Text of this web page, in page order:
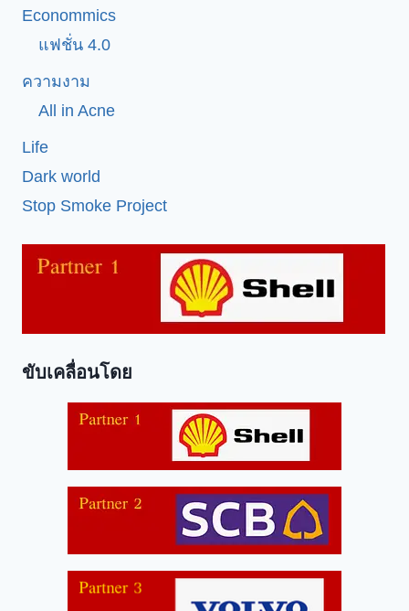
Econommics
แฟชั่น 4.0
ความงาม
All in Acne
Life
Dark world
Stop Smoke Project
ขับเคลื่อนโดย